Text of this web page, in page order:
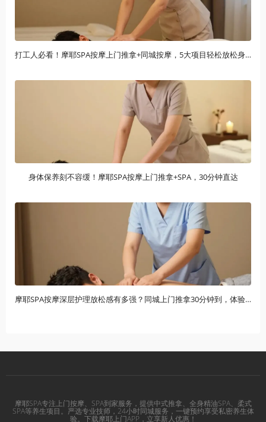
打工人必看！摩耶SPA按摩上门推拿+同城按摩，5大项目轻松放松身体
身体保养刻不容缓！摩耶SPA按摩上门推拿+SPA，30分钟直达
摩耶SPA按摩深层护理放松感有多强？同城上门推拿30分钟到，体验后不想动
摩耶SPA专注上门按摩、SPA到家服务，提供中式推拿、全身精油SPA、柔式
SPA等养生项目。严选专业技师，24小时同城服务，一键预约享受私密养生体
验。下载摩耶上门APP，立享新人优惠！